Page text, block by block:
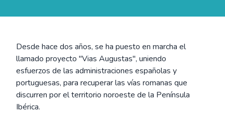
Desde hace dos años, se ha puesto en marcha el
llamado proyecto "Vias Augustas", uniendo
esfuerzos de las administraciones españolas y
portuguesas, para recuperar las vías romanas que
discurren por el territorio noroeste de la Península
Ibérica.